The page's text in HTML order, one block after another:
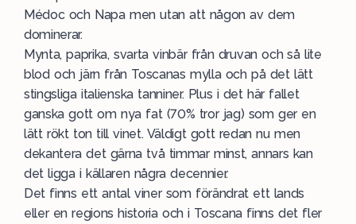
Médoc och Napa men utan att någon av dem
dominerar.
Mynta, paprika, svarta vinbär från druvan och så lite
blod och järn från Toscanas mylla och på det lätt
stingsliga italienska tanniner. Plus i det här fallet
ganska gott om nya fat (70% tror jag) som ger en
lätt rökt ton till vinet. Väldigt gott redan nu men
dekantera det gärna två timmar minst, annars kan
det ligga i källaren några decennier.
Det finns ett antal viner som förändrat ett lands
eller en regions historia och i Toscana finns det fler